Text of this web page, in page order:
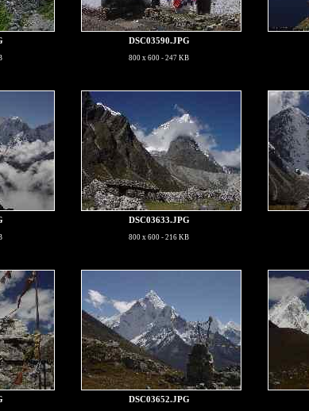
DSC03590.JPG
800 x 600 - 247 KB
DSC03633.JPG
800 x 600 - 216 KB
DSC03652.JPG